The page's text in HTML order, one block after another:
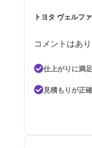
トヨタ ヴェルフ
コメントはあ
仕上がりに満
見積もりが正